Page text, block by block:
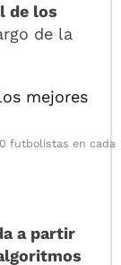
de los
de la
futbolistas en cada
a partir